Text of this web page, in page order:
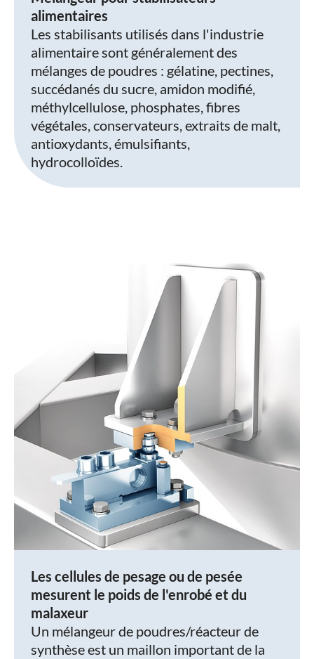
alimentaires
Les stabilisants utilisés dans l'industrie
alimentaire sont généralement des
mélanges de poudres : gélatine, pectines,
succédanés du sucre, amidon modifié,
méthylcellulose, phosphates, fibres
végétales, conservateurs, extraits de malt,
antioxydants, émulsifiants,
hydrocolloïdes.
Les cellules de pesage ou de pesée
mesurent le poids de l'enrobé et du
malaxeur
Un mélangeur de poudres/réacteur de
synthèse est un maillon important de la